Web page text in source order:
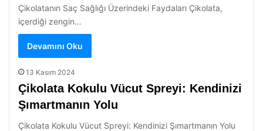
Çikolatanın Saç Sağlığı Üzerindeki Faydaları Çikolata,
içerdiği zengin…
Devamını Oku
13 Kasım 2024
Çikolata Kokulu Vücut Spreyi: Kendinizi
Şımartmanın Yolu
Çikolata Kokulu Vücut Spreyi: Kendinizi Şımartmanın Yolu